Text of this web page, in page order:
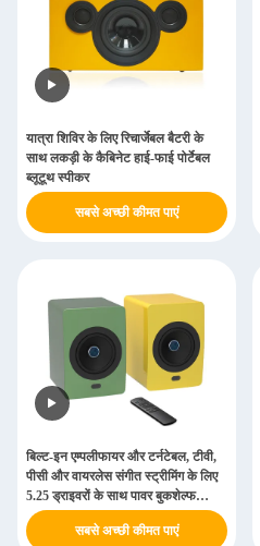
यात्रा शिविर के लिए रिचार्जेबल बैटरी के
साथ लकड़ी के कैबिनेट हाई-फाई पोर्टेबल
ब्लूटूथ स्पीकर
सबसे अच्छी कीमत पाएं
बिल्ट-इन एम्पलीफायर और टर्नटेबल, टीवी,
पीसी और वायरलेस संगीत स्ट्रीमिंग के लिए
5.25 ड्राइवरों के साथ पावर बुकशेल्फ
स्पीकर
सबसे अच्छी कीमत पाएं